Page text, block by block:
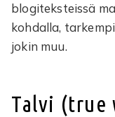
blogiteksteissä
kohdalla,
jokin muu.
Talvi (true